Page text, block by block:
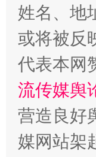
完善运行机
姓名、地
或将被反
代表本网
流传媒舆
营造良好
媒网站架